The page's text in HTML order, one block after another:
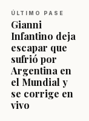
ÚLTIMO PASE
Gianni
Infantino deja
escapar que
sufrió por
Argentina en
el Mundial y
se corrige en
vivo